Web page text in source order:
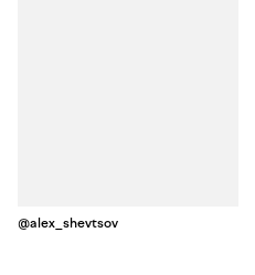
@alex_shevtsov